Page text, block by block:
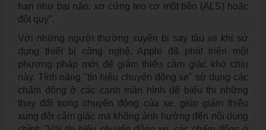
hạn như bại não, xơ cứng teo cơ một bên (ALS) hoặc
đột quỵ".
Với những người thường xuyên bị say tàu xe khi sử
dụng thiết bị công nghệ, Apple đã phát triển một
phương pháp mới để giảm thiểu cảm giác khó chịu
này. Tính năng "tín hiệu chuyển động xe" sử dụng các
chấm động ở các cạnh màn hình để biểu thị những
thay đổi trong chuyển động của xe, giúp giảm thiểu
xung đột cảm giác mà không ảnh hưởng đến nội dung